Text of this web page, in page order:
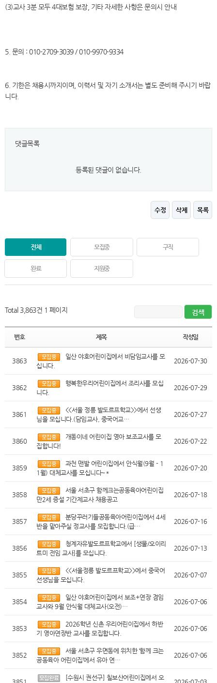
(3)교사 3분 모두 4대보험 보장, 기타 자세한 사항은 문의시 안내
5. 문의 : 010-2709-3039 / 010-9970-9334
6. 기한은 채용시까지이며, 이력서 및 자기 소개서는 별도 준비해 주시기 바랍
니다.
댓글목록
등록된 댓글이 없습니다.
수정 삭제 목록
전체 모집중 구직
완료 지원중
Total 3,863건 1 페이지
번호 제목 작성일
3863
일산 야호어린이집에서 비담임교사를 모
십니다.
2026-07-30
3862
행복한우리어린이집에서 조리사를 모십
니다.
2026-07-29
3861
<<서울 정릉 발도르프학교>>에서 선생
님을 모십니다.(담임교사, 중국어교…
2026-07-27
3860
개똥이네 어린이집 영아 보조교사를 모
집합니다!
2026-07-22
3859
과천 맨발 어린이집에서 안식월(9월 - 1
1월) 대체교사를 모십니다~*
2026-07-20
3858
서울 서초구 함께크는공동육아어린이집
만2세 증설 기간제교사 채용공고
2026-07-18
3857
분당꾸러기들공동육아어린이집에서 4세
반을 맡아주실 정교사를 모집합니다.(급…
2026-07-16
3856
청계자유발도르프학교에서 [생물/오이리
트미 전임 교사]를 모십니다.
2026-07-13
3855
<<서울정릉 발도르프학교>>에서 중국어
선생님을 모십니다.
2026-07-07
3854
일산 야호어린이집에서 보조+연장 겸임
교사와 9월 안식월 대체교사(오전)…
2026-07-06
3853
2026학년 신촌 우리어린이집에서 하반
기 영아연장반 교사를 모집합니다.
2026-07-06
3852
서울 서초구 우면동에 위치한 ‘함께 크는
공동육아 어린이집’에서 유아 연…
2026-07-06
[수원시 권선구] 칠보산어린이집에서 오